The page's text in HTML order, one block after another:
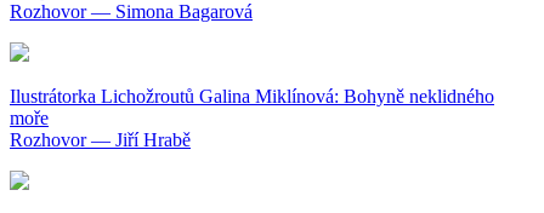
Rozhovor — Simona Bagarová
Ilustrátorka Lichožroutů Galina Miklínová: Bohyně neklidného
moře
Rozhovor — Jiří Hrabě